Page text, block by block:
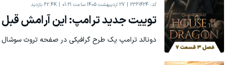
کد: 2361424 27 اردیبهشت 1405 ساعت 01:21 62.4K بازدید
توییت جدید ترامپ: این آرامش قبل
دونالد ترامپ یک طرح گرافیکی در صفحه تروث سوشال